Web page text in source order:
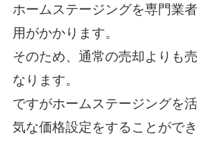
ホームステージングを専門業
用がかかります。
そのため、通常の売却よりも
なります。
ですがホームステージングを
気な価格設定をすることがで